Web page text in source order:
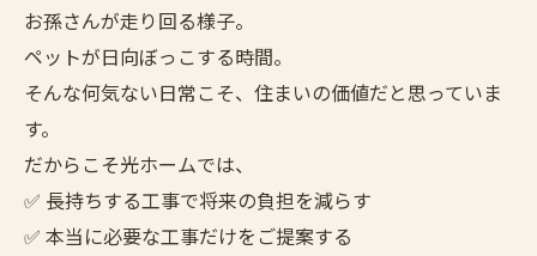
お孫さんが走り回る様子。
ペットが日向ぼっこする時間。
そんな何気ない日常こそ、住まいの価値だと思っていま
す。
だからこそ光ホームでは、
✅ 長持ちする工事で将来の負担を減らす
✅ 本当に必要な工事だけをご提案する